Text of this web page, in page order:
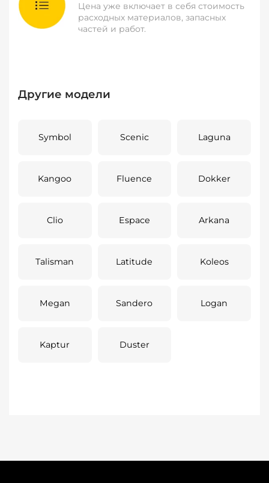
Цена уже включает в себя стоимость
расходных материалов, запасных
частей и работ.
Другие модели
Symbol Scenic Laguna
Kangoo Fluence Dokker
Clio Espace Arkana
Talisman Latitude Koleos
Megan Sandero Logan
Kaptur Duster